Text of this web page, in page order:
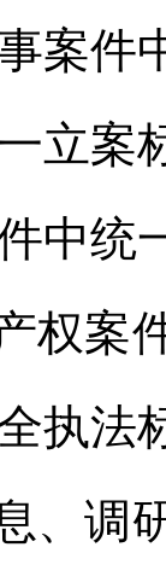
案件
立案
中统
权案
执法
、调